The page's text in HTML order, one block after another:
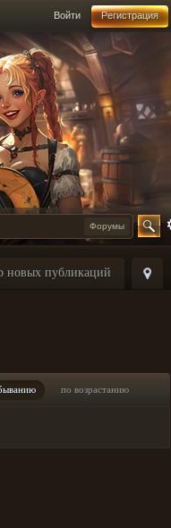
Войти Регистрация
Форумы
новых публикаций
по возрастанию